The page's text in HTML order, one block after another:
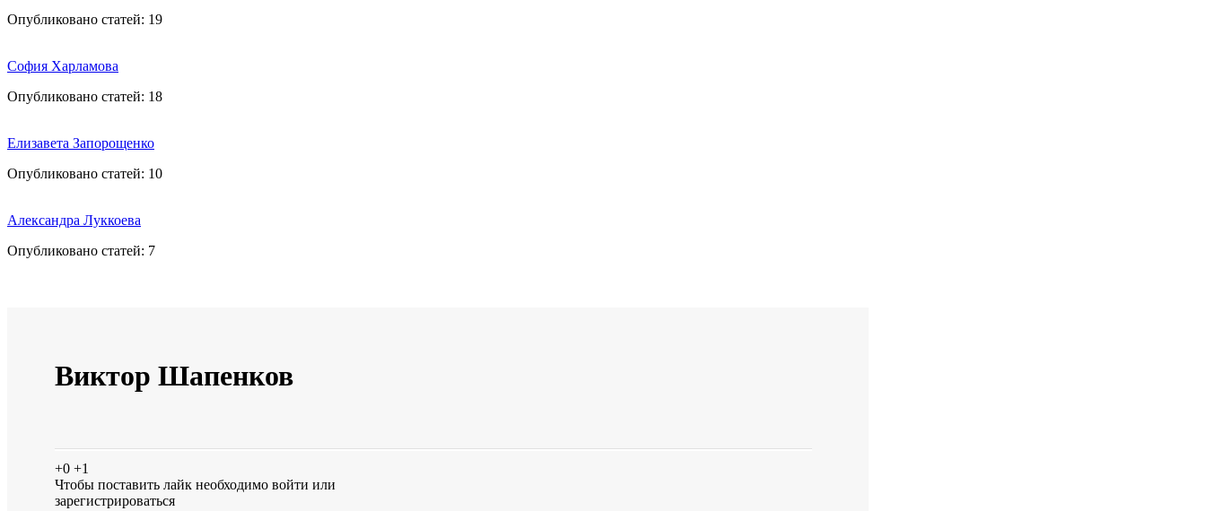
Опубликовано статей: 19
София Харламова
Опубликовано статей: 18
Елизавета Запорощенко
Опубликовано статей: 10
Александра Луккоева
Опубликовано статей: 7
Виктор Шапенков
+0 +1
Чтобы поставить лайк необходимо войти или
зарегистрироваться